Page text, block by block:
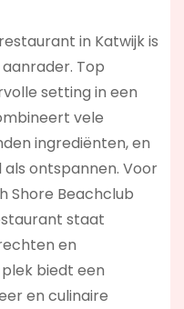
in Katwijk is
Top
setting in een
vele
ingrediënten, en
ontspannen. Voor
Shore Beachclub
staat
en
biedt een
en culinaire